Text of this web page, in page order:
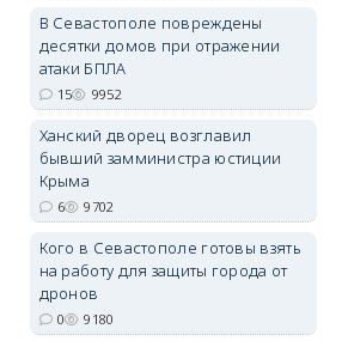
erid: 2SDnjdvhGXG
В Севастополе повреждены
десятки домов при отражении
атаки БПЛА
15 9952
Ханский дворец возглавил
бывший замминистра юстиции
Крыма
6 9702
Кого в Севастополе готовы взять
на работу для защиты города от
дронов
0 9180